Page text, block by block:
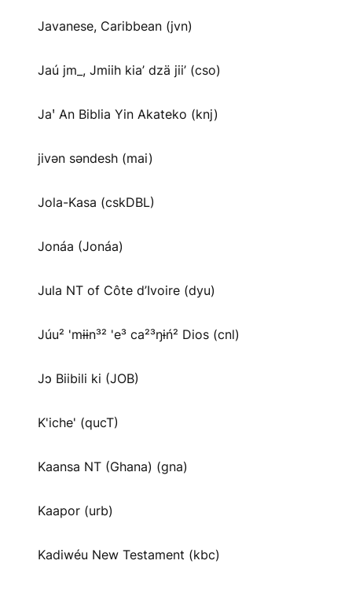
Javanese, Caribbean (jvn)
Jaú jm_, Jmiih kia’ dzä jii’ (cso)
Jaꞌ An Biblia Yin Akateko (knj)
jivən səndesh (mai)
Jola-Kasa (cskDBL)
Jonáa (Jonáa)
Jula NT of Côte d’Ivoire (dyu)
Júu² 'mɨɨn³² 'e³ ca²³ŋɨń² Dios (cnl)
Jɔ Biibili ki (JOB)
K'iche' (qucT)
Kaansa NT (Ghana) (gna)
Kaapor (urb)
Kadiwéu New Testament (kbc)